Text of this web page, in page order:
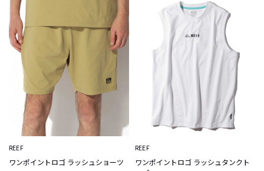
REEF
ワンポイントロゴ ラッシュショーツ
REEF
ワンポイントロゴ ラッシュタンクト